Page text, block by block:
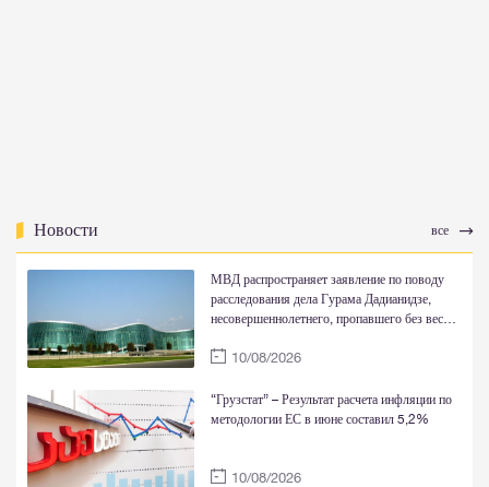
Новости все
МВД распространяет заявление по поводу
расследования дела Гурама Дадианидзе,
несовершеннолетнего, пропавшего без вести
10/08/2026
“Грузстат” – Результат расчета инфляции по
методологии ЕС в июне составил 5,2%
10/08/2026